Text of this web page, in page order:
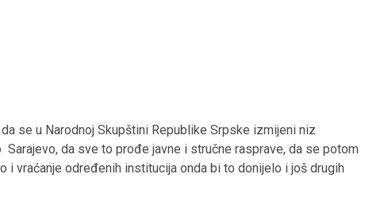
se u Narodnoj Skupštini Republike Srpske izmijeni niz
da sve to prođe javne i stručne rasprave, da se potom
i vraćanje određenih institucija onda bi to donijelo i još drugih